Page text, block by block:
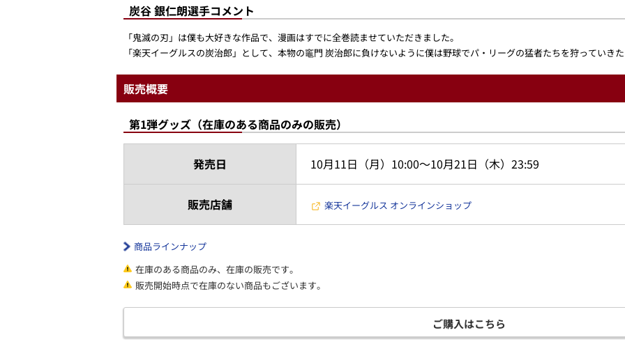
炭谷 銀仁朗選手コメント
「鬼滅の刃」は僕も大好きな作品で、漫画はすでに全巻読ませていただきました。
「楽天イーグルスの炭治郎」として、本物の竈門 炭治郎に負けないように僕は野球でパ・リーグの猛者たちを狩っていきた
販売概要
第1弾グッズ（在庫のある商品のみの販売）
発売日 10月11日（月）10:00～10月21日（木）23:59
販売店舗 楽天イーグルス オンラインショップ
商品ラインナップ
在庫のある商品のみ、在庫の販売です。
販売開始時点で在庫のない商品もございます。
ご購入はこちら